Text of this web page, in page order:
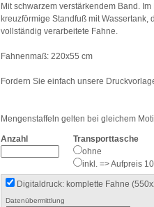
Mit schwarzem verstärkendem Band.
kreuzförmige Standfuß mit
vollständig verarbeitete Fahne.
Fahnenmaß: 220x55 cm
Fordern Sie einfach unsere
Mengenstaffeln gelten bei gleichem
Anzahl
Transporttasche
ohne
inkl. => Aufpreis
Digitaldruck: komplette Fahne
Datenübermittlung